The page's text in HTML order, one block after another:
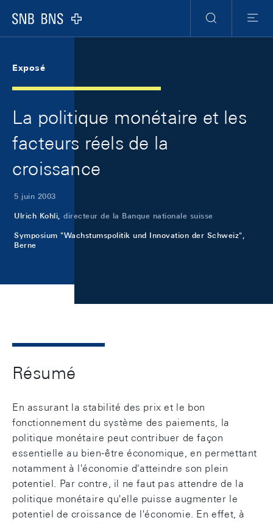
Logo
RechercheMenu
Exposé
La politique monétaire et les
facteurs réels de la
croissance
5 juin 2003
Ulrich Kohli, directeur de la Banque nationale suisse
Symposium "Wachstumspolitik und Innovation der Schweiz",
Berne
Résumé
En assurant la stabilité des prix et le bon
fonctionnement du système des paiements, la
politique monétaire peut contribuer de façon
essentielle au bien-être économique, en permettant
notamment à l'économie d'atteindre son plein
potentiel. Par contre, il ne faut pas attendre de la
politique monétaire qu'elle puisse augmenter le
potentiel de croissance de l'économie. En effet, à